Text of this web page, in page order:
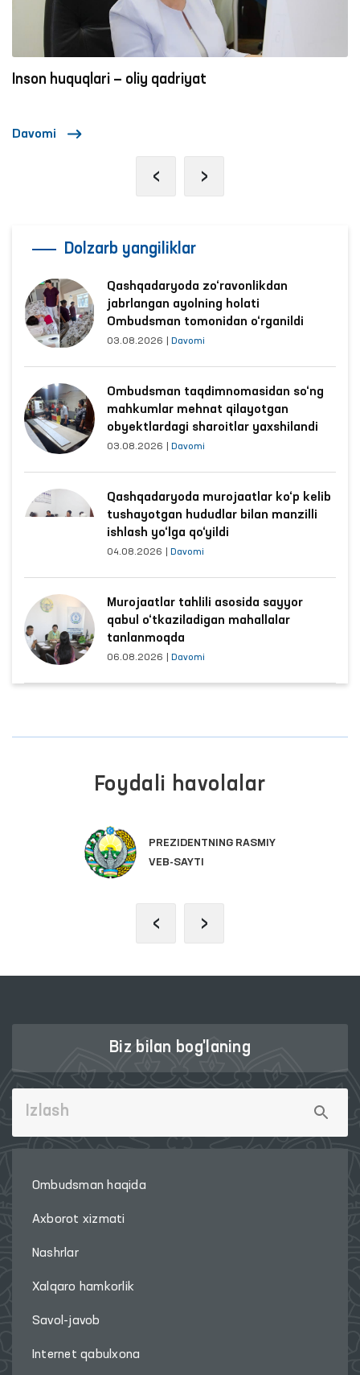
Inson huquqlari — oliy qadriyat
Davomi
‹ ›
Dolzarb yangiliklar
Qashqadaryoda zo‘ravonlikdan
jabrlangan ayolning holati
Ombudsman tomonidan o‘rganildi
03.08.2026 Davomi
Ombudsman taqdimnomasidan so‘ng
mahkumlar mehnat qilayotgan
obyektlardagi sharoitlar yaxshilandi
03.08.2026 Davomi
Qashqadaryoda murojaatlar ko‘p kelib
tushayotgan hududlar bilan manzilli
ishlash yo‘lga qo‘yildi
04.08.2026 Davomi
Murojaatlar tahlili asosida sayyor
qabul o‘tkaziladigan mahallalar
tanlanmoqda
06.08.2026 Davomi
Foydali havolalar
PREZIDENTNING RASMIY
VEB-SAYTI
‹ ›
Biz bilan bog'laning
Ombudsman haqida
Axborot xizmati
Nashrlar
Xalqaro hamkorlik
Savol-javob
Internet qabulxona